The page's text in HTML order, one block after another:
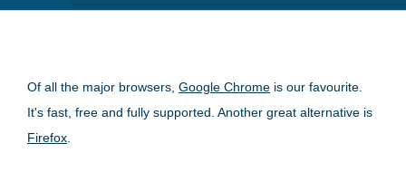
Of all the major browsers, Google Chrome is our favourite.
It's fast, free and fully supported. Another great alternative is
Firefox